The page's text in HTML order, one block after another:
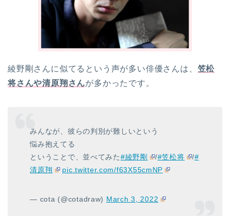
綾野剛さんに似てるという声が多い俳優さんは、 笠松
将さんや清原翔さんが多かったです。
みんなが、彼らの判別が難しいという
悩み抱えてる
ということで、並べてみた#綾野剛 /#笠松将 /#
清原翔
pic.twitter.com/f63X55cmNP
— cota (@cotadraw) March 3, 2022